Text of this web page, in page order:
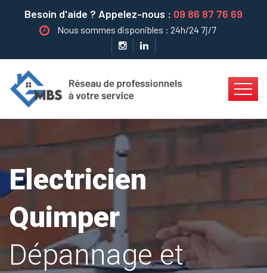
Besoin d'aide ? Appelez-nous : 09 86 87 76 69
Nous sommes disponibles : 24h/24 7j/7
Electricien
Quimper
Dépannage et